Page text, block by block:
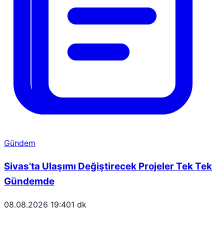
Gündem
Sivas’ta Ulaşımı Değiştirecek Projeler Tek Tek
Gündemde
08.08.2026 19:401 dk